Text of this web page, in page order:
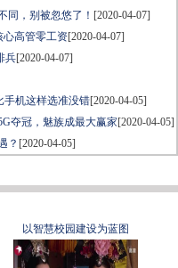
同，别被忽悠了！ [2020-04-07]
心高管零工资[2020-04-07]
兵[2020-04-07]
手机这样选准没错[2020-04-05]
夺冠，魅族成最大赢家[2020-04-05]
？ [2020-04-05]
以智慧校园建设为蓝图